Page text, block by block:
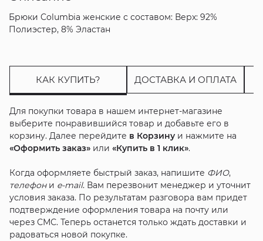
Брюки Columbia женские с составом: Верх: 92%
Полиэстер, 8% Эластан
КАК КУПИТЬ? ДОСТАВКА И ОПЛАТА
Для покупки товара в нашем интернет-магазине
выберите понравившийся товар и добавьте его в
корзину. Далее перейдите в Корзинуи нажмите на
«Оформить заказ»или «Купить в 1 клик».
Когда оформляете быстрый заказ, напишите ФИО,
телефони e-mail. Вам перезвонит менеджер и уточнит
условия заказа. По результатам разговора вам придет
подтверждение оформления товара на почту или
через СМС. Теперь останется только ждать доставки и
радоваться новой покупке.